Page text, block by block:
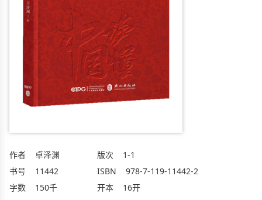
作者
卓泽渊
书号
11442
字数
150千
版次
1-1
ISBN
978-7-119-11442-2
开本
16开